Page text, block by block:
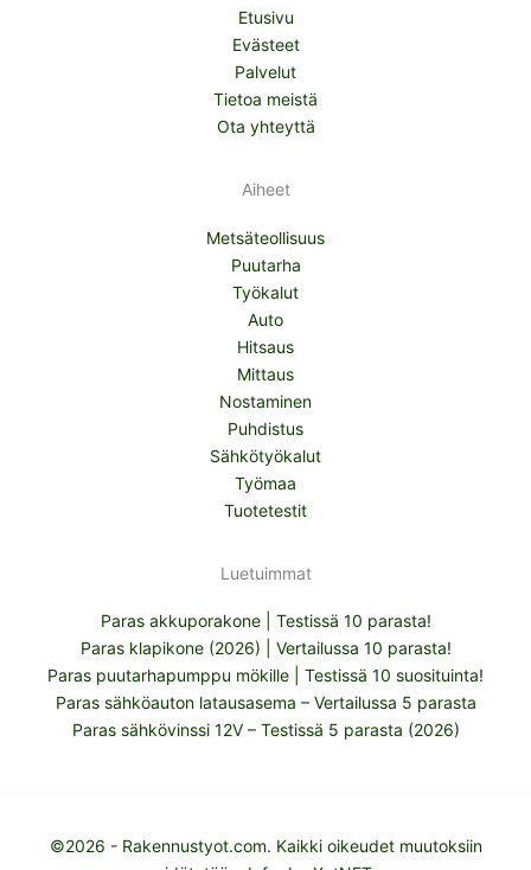
Etusivu
Evästeet
Palvelut
Tietoa meistä
Ota yhteyttä
Aiheet
Metsäteollisuus
Puutarha
Työkalut
Auto
Hitsaus
Mittaus
Nostaminen
Puhdistus
Sähkötyökalut
Työmaa
Tuotetestit
Luetuimmat
Paras akkuporakone | Testissä 10 parasta!
Paras klapikone (2026) | Vertailussa 10 parasta!
Paras puutarhapumppu mökille | Testissä 10 suosituinta!
Paras sähköauton latausasema – Vertailussa 5 parasta
Paras sähkövinssi 12V – Testissä 5 parasta (2026)
©2026 - Rakennustyot.com. Kaikki oikeudet muutoksiin